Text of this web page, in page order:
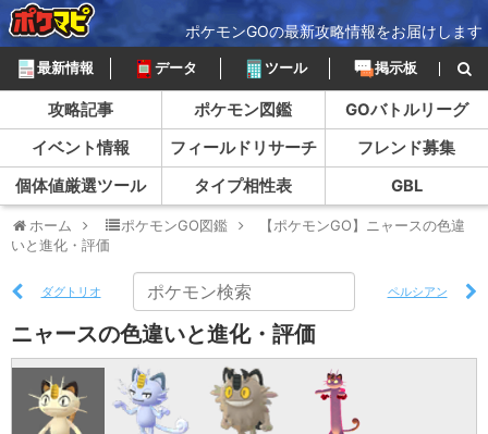
ポケモンGOの最新攻略情報をお届けします
最新情報 データ ツール 掲示板
攻略記事 ポケモン図鑑
GOバトルリーグ
イベント情報
フィールドリサーチ
フレンド募集
個体値厳選ツール
タイプ相性表 GBL
ホーム ポケモンGO図鑑
【ポケモンGO】ニャースの色違
いと進化・評価
ダグトリオ ペルシアン
ニャースの色違いと進化・評価